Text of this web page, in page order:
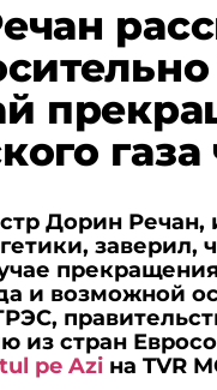
Дорин Речан,
заверил,
и возможной
из стран
pe Aziна TVR